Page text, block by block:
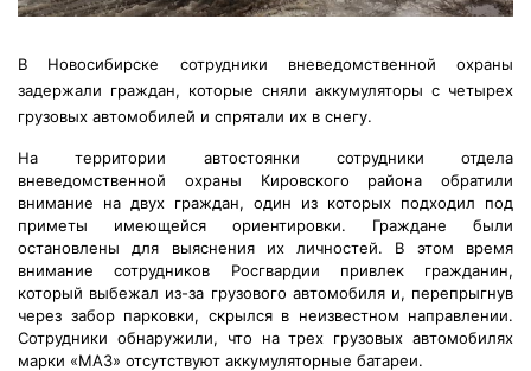
В Новосибирске сотрудники вневедомственной охраны
задержали граждан, которые сняли аккумуляторы с четырех
грузовых автомобилей и спрятали их в снегу.
На территории автостоянки сотрудники отдела
вневедомственной охраны Кировского района обратили
внимание на двух граждан, один из которых подходил под
приметы имеющейся ориентировки. Граждане были
остановлены для выяснения их личностей. В этом время
внимание сотрудников Росгвардии привлек гражданин,
который выбежал из-за грузового автомобиля и, перепрыгнув
через забор парковки, скрылся в неизвестном направлении.
Сотрудники обнаружили, что на трех грузовых автомобилях
марки «МАЗ» отсутствуют аккумуляторные батареи.